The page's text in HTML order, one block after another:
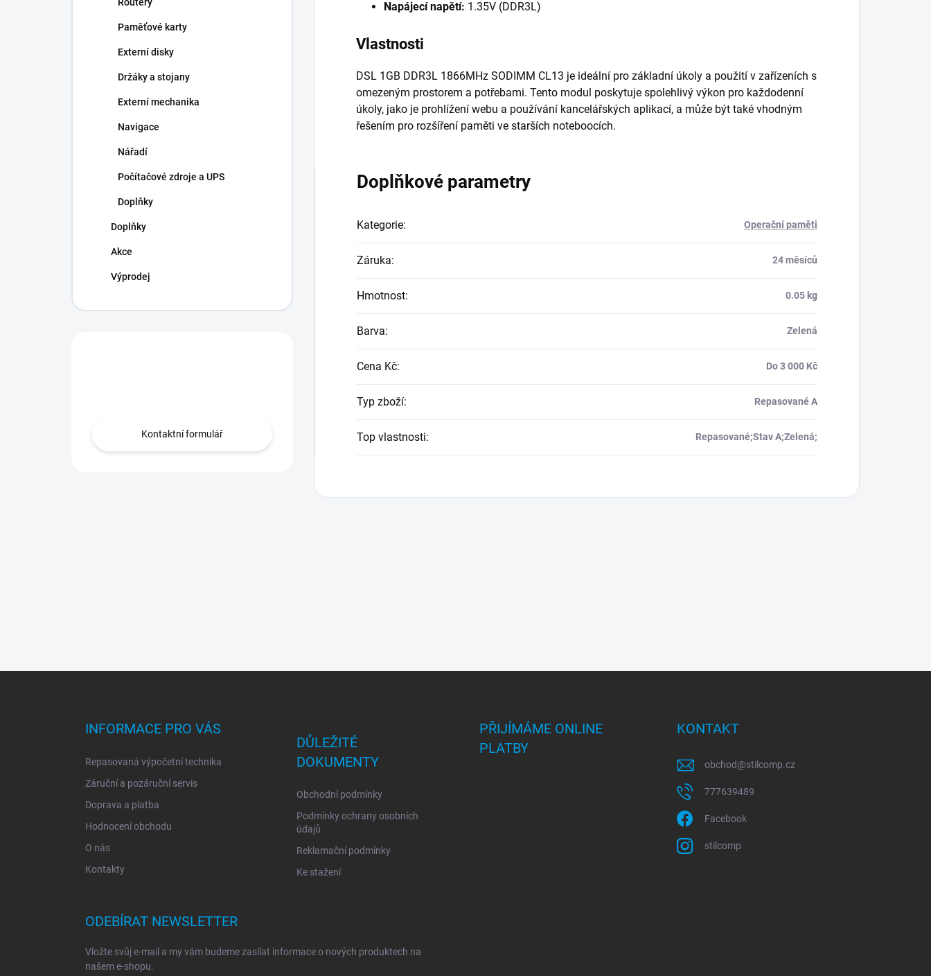
Paměťové karty
Externí disky
Držáky a stojany
Externí mechanika
Navigace
Nářadí
Počítačové zdroje a UPS
Doplňky
Doplňky
Akce
Výprodej
Kontaktní formulář
Napájecí napětí: 1.35V (DDR3L)
Vlastnosti
DSL 1GB DDR3L 1866MHz SODIMM CL13 je ideální pro základní úkoly a použití v zařízeních s
omezeným prostorem a potřebami. Tento modul poskytuje spolehlivý výkon pro každodenní
úkoly, jako je prohlížení webu a používání kancelářských aplikací, a může být také vhodným
řešením pro rozšíření paměti ve starších noteboocích.
Doplňkové parametry
Kategorie: Operační paměti
Záruka: 24 měsíců
Hmotnost: 0.05 kg
Barva: Zelená
Cena Kč: Do 3 000 Kč
Typ zboží: Repasované A
Top vlastnosti: Repasované;Stav A;Zelená;
INFORMACE PRO VÁS
Repasovaná výpočetní technika
Záruční a pozáruční servis
Doprava a platba
Hodnocení obchodu
O nás
Kontakty
DŮLEŽITÉ
DOKUMENTY
Obchodní podmínky
Podmínky ochrany osobních
údajů
Reklamační podmínky
Ke stažení
PŘIJÍMÁME ONLINE
PLATBY
KONTAKT
obchod@stilcomp.cz
777639489
Facebook
stilcomp
ODEBÍRAT NEWSLETTER
Vložte svůj e-mail a my vám budeme zasílat informace o nových produktech na
našem e-shopu.